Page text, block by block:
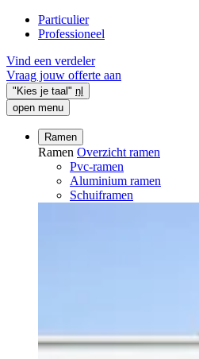
Particulier
Professioneel
Vind een verdeler
Vraag jouw offerte aan
"Kies je taal" nl
open menu
Ramen
Ramen Overzicht ramen
Pvc-ramen
Aluminium ramen
Schuiframen